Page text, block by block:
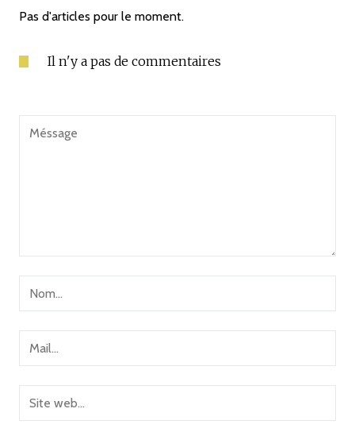
Pas d'articles pour le moment.
Il n'y a pas de commentaires